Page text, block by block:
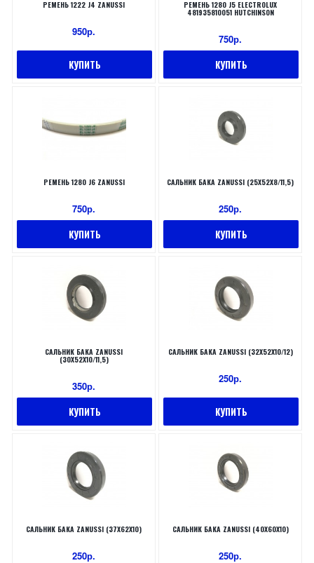
РЕМЕНЬ 1222 J4 ZANUSSI
950р.
КУПИТЬ
РЕМЕНЬ 1280 J5 ELECTROLUX
481935810051 HUTCHINSON
750р.
КУПИТЬ
РЕМЕНЬ 1280 J6 ZANUSSI
750р.
КУПИТЬ
САЛЬНИК БАКА ZANUSSI (25X52X8/11,5)
250р.
КУПИТЬ
САЛЬНИК БАКА ZANUSSI
(30X52X10/11,5)
350р.
КУПИТЬ
САЛЬНИК БАКА ZANUSSI (32X52X10/12)
250р.
КУПИТЬ
САЛЬНИК БАКА ZANUSSI (37X62X10)
250р.
САЛЬНИК БАКА ZANUSSI (40X60X10)
250р.